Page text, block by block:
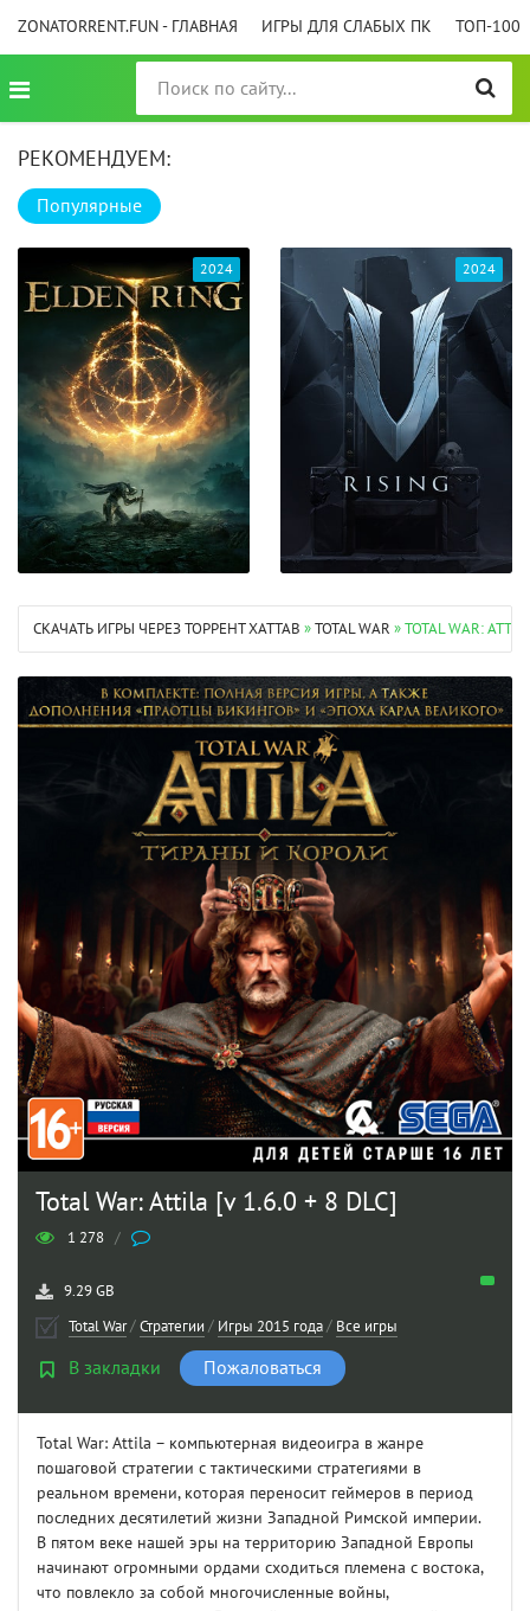
ZONATORRENT.FUN - ГЛАВНАЯ ИГРЫ ДЛЯ СЛАБЫХ ПК ТОП-100
РЕКОМЕНДУЕМ:
Популярные
2024 2024
СКАЧАТЬ ИГРЫ ЧЕРЕЗ ТОРРЕНТ XATTAB »TOTAL WAR » TOTAL WAR:
Total War: Attila [v 1.6.0 + 8 DLC]
1 278 /
9.29 GB
Total War/Стратегии / Игры 2015 года/ Все игры
В закладки Пожаловаться
Total War: Attila – компьютерная видеоигра в жанре
пошаговой стратегии с тактическими стратегиями в
реальном времени, которая переносит геймеров в период
последних десятилетий жизни Западной Римской империи.
В пятом веке нашей эры на территорию Западной Европы
начинают огромными ордами сходиться племена с востока,
что повлекло за собой многочисленные войны,